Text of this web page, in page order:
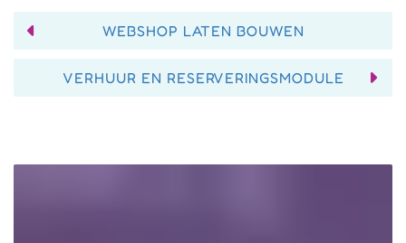
WEBSHOP LATEN BOUWEN
VERHUUR EN RESERVERINGSMODULE